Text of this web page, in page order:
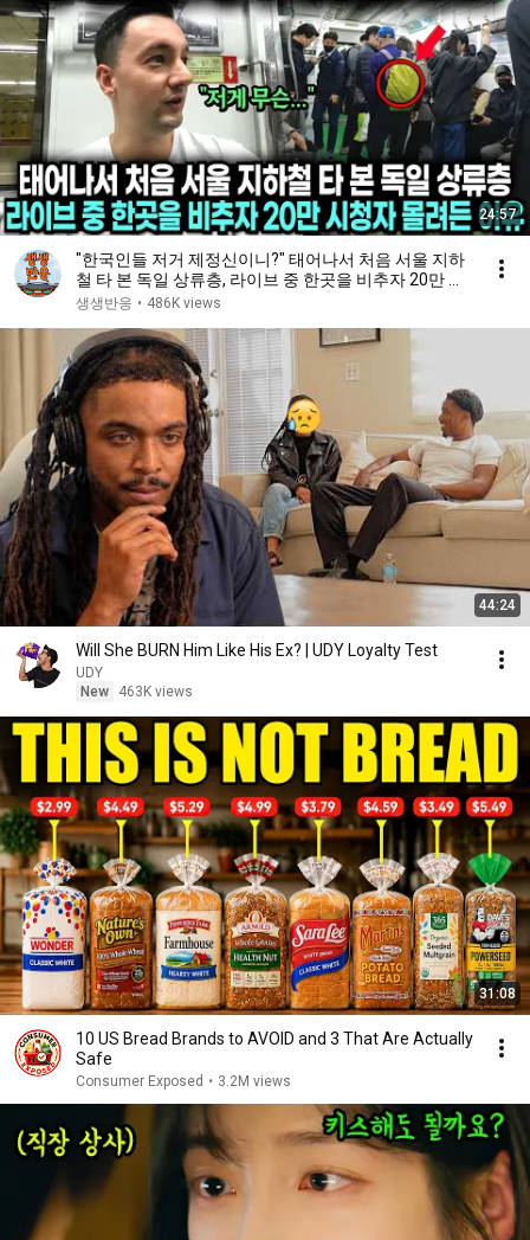
24:57
"한국인들 저거 제정신이니?" 태어나서 처음 서울 지하
철 타 본 독일 상류층, 라이브 중 한곳을 비추자 20만 시
청자 몰려든 이유
생생반응 • 486K views
44:24
Will She BURN Him Like His Ex? | UDY Loyalty Test
UDY
New
463K views
31:08
10 US Bread Brands to AVOID and 3 That Are Actually
Safe
Consumer Exposed • 3.2M views